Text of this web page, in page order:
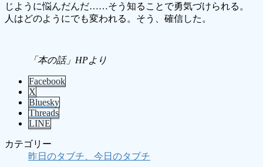
じように悩んだんだ……そう知ることで勇気づけられる。
人はどのようにでも変われる。そう、確信した。
「本の話」HPより
Facebook
X
Bluesky
Threads
LINE
カテゴリー
昨日のタブチ、今日のタブチ